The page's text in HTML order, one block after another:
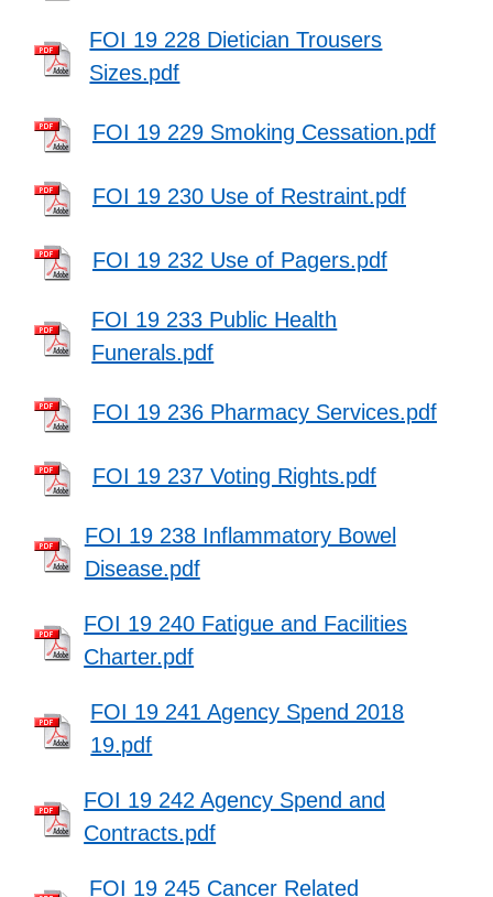
FOI 19 228 Dietician Trousers
Sizes.pdf
FOI 19 229 Smoking Cessation.pdf
FOI 19 230 Use of Restraint.pdf
FOI 19 232 Use of Pagers.pdf
FOI 19 233 Public Health
Funerals.pdf
FOI 19 236 Pharmacy Services.pdf
FOI 19 237 Voting Rights.pdf
FOI 19 238 Inflammatory Bowel
Disease.pdf
FOI 19 240 Fatigue and Facilities
Charter.pdf
FOI 19 241 Agency Spend 2018
19.pdf
FOI 19 242 Agency Spend and
Contracts.pdf
FOI 19 245 Cancer Related